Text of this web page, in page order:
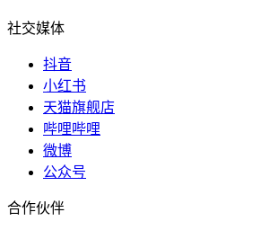
社交媒体
抖音
小红书
天猫旗舰店
哔哩哔哩
微博
公众号
合作伙伴